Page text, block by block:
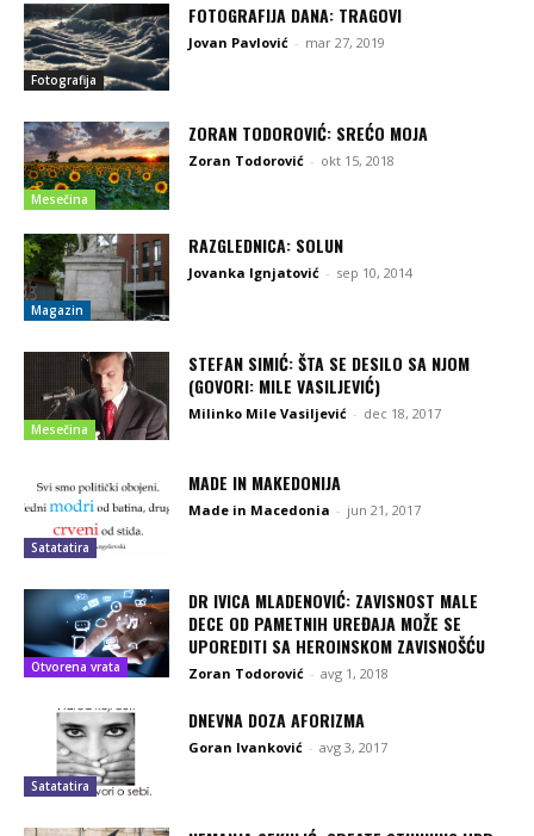
Fotografija
FOTOGRAFIJA DANA: TRAGOVI
Jovan Pavlović - mar 27, 2019
Mesečina
ZORAN TODOROVIĆ: SREĆO MOJA
Zoran Todorović - okt 15, 2018
Magazin
RAZGLEDNICA: SOLUN
Jovanka Ignjatović - sep 10, 2014
Mesečina
STEFAN SIMIĆ: ŠTA SE DESILO SA NJOM
(GOVORI: MILE VASILJEVIĆ)
Milinko Mile Vasiljević - dec 18, 2017
Satatatira
MADE IN MAKEDONIJA
Made in Macedonia - jun 21, 2017
Otvorena vrata
DR IVICA MLADENOVIĆ: ZAVISNOST MALE
DECE OD PAMETNIH UREĐAJA MOŽE SE
UPOREDITI SA HEROINSKOM ZAVISNOŠĆU
Zoran Todorović - avg 1, 2018
Satatatira
DNEVNA DOZA AFORIZMA
Goran Ivanković - avg 3, 2017